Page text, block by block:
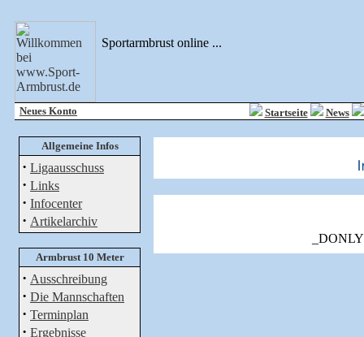
Sportarmbrust online ...
Neues Konto Startseite News
Allgemeine Infos
· Ligaausschuss
· Links
· Infocenter
· Artikelarchiv
Armbrust 10 Meter
· Ausschreibung
· Die Mannschaften
· Terminplan
· Ergebnisse